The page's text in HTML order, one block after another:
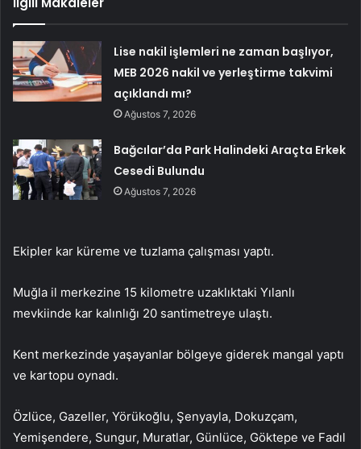
Lise nakil işlemleri ne zaman başlıyor,
MEB 2026 nakil ve yerleştirme takvimi
açıklandı mı?
Ağustos 7, 2026
Bağcılar’da Park Halindeki Araçta Erkek
Cesedi Bulundu
Ağustos 7, 2026
Ekipler kar küreme ve tuzlama çalışması yaptı.
Muğla il merkezine 15 kilometre uzaklıktaki Yılanlı
mevkiinde kar kalınlığı 20 santimetreye ulaştı.
Kent merkezinde yaşayanlar bölgeye giderek mangal yaptı
ve kartopu oynadı.
Özlüce, Gazeller, Yörükoğlu, Şenyayla, Dokuzçam,
Yemişendere, Sungur, Muratlar, Günlüce, Göktepe ve Fadıl